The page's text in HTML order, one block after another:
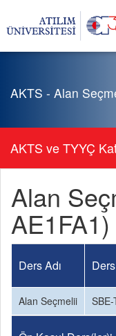
AKTS - Alan
AKTS ve TYYÇ
Alan
Ders Adı
Alan Seçmelii